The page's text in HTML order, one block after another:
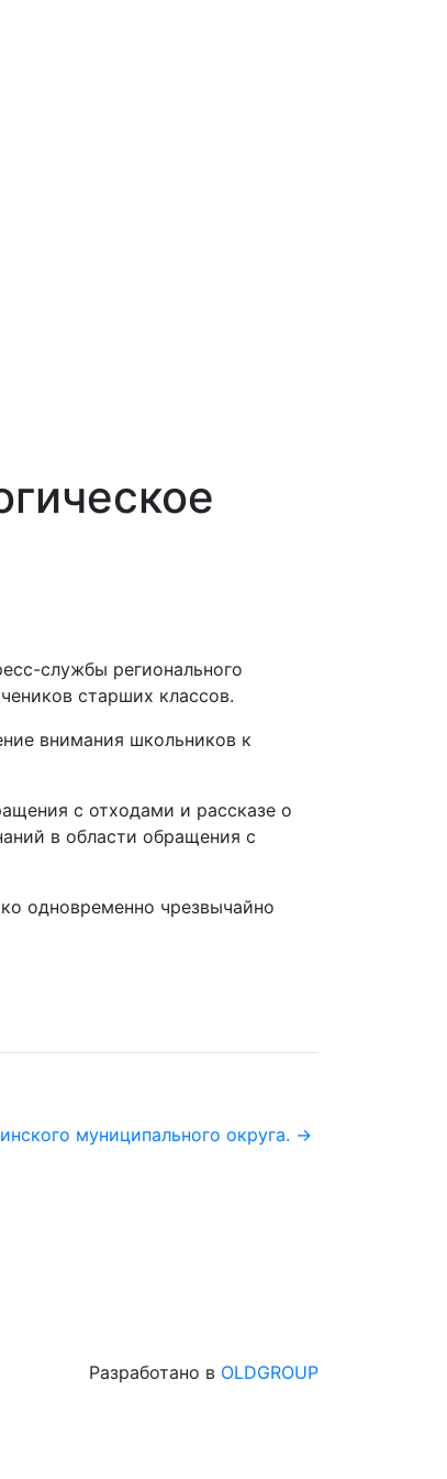
службы регионального
старших классов.
внимания школьников к
с отходами и рассказе о
в области обращения с
одновременно чрезвычайно
муниципального округа. →
Разработано в OLDGROUP